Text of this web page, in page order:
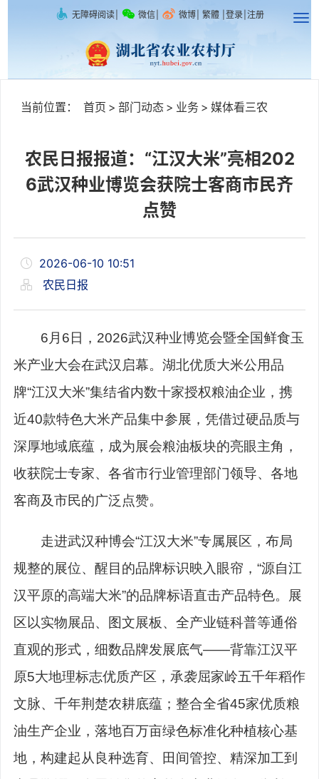
无障碍阅读 微信 微博 繁體 登录 注册
当前位置： 首页 > 部门动态 > 业务 > 媒体看三农
农民日报报道：“江汉大米”亮相202
6武汉种业博览会获院士客商市民齐
点赞
2026-06-10 10:51
农民日报
6月6日，2026武汉种业博览会暨全国鲜食玉
米产业大会在武汉启幕。湖北优质大米公用品
牌“江汉大米”集结省内数十家授权粮油企业，携
近40款特色大米产品集中参展，凭借过硬品质与
深厚地域底蕴，成为展会粮油板块的亮眼主角，
收获院士专家、各省市行业管理部门领导、各地
客商及市民的广泛点赞。
走进武汉种博会“江汉大米”专属展区，布局
规整的展位、醒目的品牌标识映入眼帘，“源自江
汉平原的高端大米”的品牌标语直击产品特色。展
区以实物展品、图文展板、全产业链科普等通俗
直观的形式，细数品牌发展底气——背靠江汉平
原5大地理标志优质产区，承袭屈家岭五千年稻作
文脉、千年荆楚农耕底蕴；整合全省45家优质粮
油生产企业，落地百万亩绿色标准化种植核心基
地，构建起从良种选育、田间管控、精深加工到